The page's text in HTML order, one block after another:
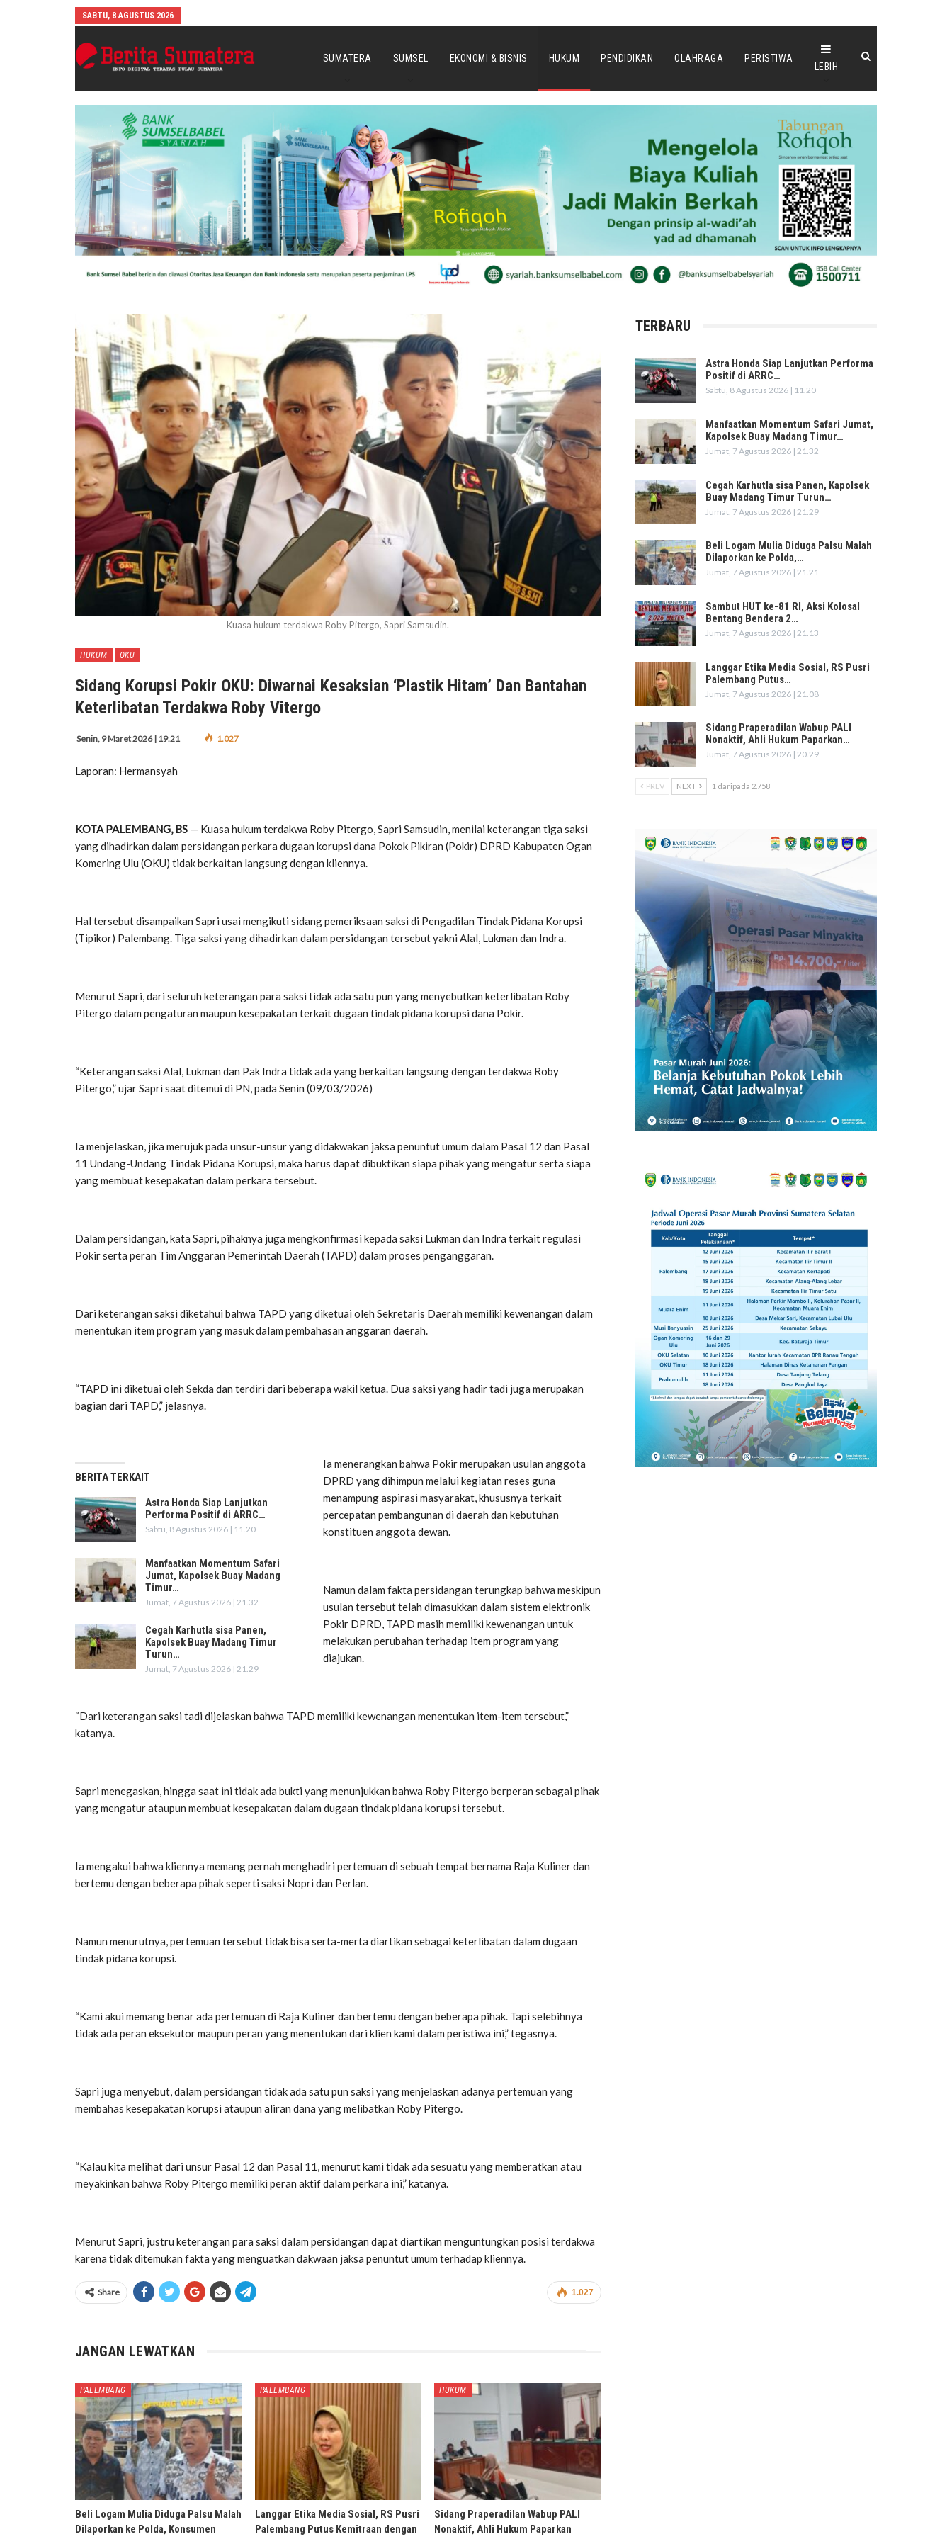
SABTU, 8 AGUSTUS 2026
SUMATERA SUMSEL EKONOMI & BISNIS HUKUM PENDIDIKAN OLAHRAGA PERISTIWA
LEBIH
Kuasa hukum terdakwa Roby Pitergo, Sapri Samsudin.
HUKUM OKU
Sidang Korupsi Pokir OKU: Diwarnai Kesaksian ‘Plastik Hitam’ Dan Bantahan
Keterlibatan Terdakwa Roby Vitergo
Senin, 9 Maret 2026 | 19.21 1.027
Laporan: Hermansyah
KOTA PALEMBANG, BS — Kuasa hukum terdakwa Roby Pitergo, Sapri Samsudin, menilai keterangan tiga saksi
yang dihadirkan dalam persidangan perkara dugaan korupsi dana Pokok Pikiran (Pokir) DPRD Kabupaten Ogan
Komering Ulu (OKU) tidak berkaitan langsung dengan kliennya.
Hal tersebut disampaikan Sapri usai mengikuti sidang pemeriksaan saksi di Pengadilan Tindak Pidana Korupsi
(Tipikor) Palembang. Tiga saksi yang dihadirkan dalam persidangan tersebut yakni Alal, Lukman dan Indra.
Menurut Sapri, dari seluruh keterangan para saksi tidak ada satu pun yang menyebutkan keterlibatan Roby
Pitergo dalam pengaturan maupun kesepakatan terkait dugaan tindak pidana korupsi dana Pokir.
“Keterangan saksi Alal, Lukman dan Pak Indra tidak ada yang berkaitan langsung dengan terdakwa Roby
Pitergo,” ujar Sapri saat ditemui di PN, pada Senin (09/03/2026)
Ia menjelaskan, jika merujuk pada unsur-unsur yang didakwakan jaksa penuntut umum dalam Pasal 12 dan Pasal
11 Undang-Undang Tindak Pidana Korupsi, maka harus dapat dibuktikan siapa pihak yang mengatur serta siapa
yang membuat kesepakatan dalam perkara tersebut.
Dalam persidangan, kata Sapri, pihaknya juga mengkonfirmasi kepada saksi Lukman dan Indra terkait regulasi
Pokir serta peran Tim Anggaran Pemerintah Daerah (TAPD) dalam proses penganggaran.
Dari keterangan saksi diketahui bahwa TAPD yang diketuai oleh Sekretaris Daerah memiliki kewenangan dalam
menentukan item program yang masuk dalam pembahasan anggaran daerah.
“TAPD ini diketuai oleh Sekda dan terdiri dari beberapa wakil ketua. Dua saksi yang hadir tadi juga merupakan
bagian dari TAPD,” jelasnya.
BERITA TERKAIT
Astra Honda Siap Lanjutkan
Performa Positif di ARRC…
Sabtu, 8 Agustus 2026 | 11.20
Manfaatkan Momentum Safari
Jumat, Kapolsek Buay Madang
Timur…
Jumat, 7 Agustus 2026 | 21.32
Cegah Karhutla sisa Panen,
Kapolsek Buay Madang Timur
Turun…
Jumat, 7 Agustus 2026 | 21.29
Ia menerangkan bahwa Pokir merupakan usulan anggota
DPRD yang dihimpun melalui kegiatan reses guna
menampung aspirasi masyarakat, khususnya terkait
percepatan pembangunan di daerah dan kebutuhan
konstituen anggota dewan.
Namun dalam fakta persidangan terungkap bahwa meskipun
usulan tersebut telah dimasukkan dalam sistem elektronik
Pokir DPRD, TAPD masih memiliki kewenangan untuk
melakukan perubahan terhadap item program yang
diajukan.
“Dari keterangan saksi tadi dijelaskan bahwa TAPD memiliki kewenangan menentukan item-item tersebut,”
katanya.
Sapri menegaskan, hingga saat ini tidak ada bukti yang menunjukkan bahwa Roby Pitergo berperan sebagai pihak
yang mengatur ataupun membuat kesepakatan dalam dugaan tindak pidana korupsi tersebut.
Ia mengakui bahwa kliennya memang pernah menghadiri pertemuan di sebuah tempat bernama Raja Kuliner dan
bertemu dengan beberapa pihak seperti saksi Nopri dan Perlan.
Namun menurutnya, pertemuan tersebut tidak bisa serta-merta diartikan sebagai keterlibatan dalam dugaan
tindak pidana korupsi.
“Kami akui memang benar ada pertemuan di Raja Kuliner dan bertemu dengan beberapa pihak. Tapi selebihnya
tidak ada peran eksekutor maupun peran yang menentukan dari klien kami dalam peristiwa ini,” tegasnya.
Sapri juga menyebut, dalam persidangan tidak ada satu pun saksi yang menjelaskan adanya pertemuan yang
membahas kesepakatan korupsi ataupun aliran dana yang melibatkan Roby Pitergo.
“Kalau kita melihat dari unsur Pasal 12 dan Pasal 11, menurut kami tidak ada sesuatu yang memberatkan atau
meyakinkan bahwa Roby Pitergo memiliki peran aktif dalam perkara ini,” katanya.
Menurut Sapri, justru keterangan para saksi dalam persidangan dapat diartikan menguntungkan posisi terdakwa
karena tidak ditemukan fakta yang menguatkan dakwaan jaksa penuntut umum terhadap kliennya.
1.027
Share
JANGAN LEWATKAN
PALEMBANG
Beli Logam Mulia Diduga Palsu Malah
Dilaporkan ke Polda, Konsumen
PALEMBANG
Langgar Etika Media Sosial, RS Pusri
Palembang Putus Kemitraan dengan
HUKUM
Sidang Praperadilan Wabup PALI
Nonaktif, Ahli Hukum Paparkan
TERBARU
Astra Honda Siap Lanjutkan Performa
Positif di ARRC…
Sabtu, 8 Agustus 2026 | 11.20
Manfaatkan Momentum Safari Jumat,
Kapolsek Buay Madang Timur…
Jumat, 7 Agustus 2026 | 21.32
Cegah Karhutla sisa Panen, Kapolsek
Buay Madang Timur Turun…
Jumat, 7 Agustus 2026 | 21.29
Beli Logam Mulia Diduga Palsu Malah
Dilaporkan ke Polda,…
Jumat, 7 Agustus 2026 | 21.21
Sambut HUT ke-81 RI, Aksi Kolosal
Bentang Bendera 2…
Jumat, 7 Agustus 2026 | 21.13
Langgar Etika Media Sosial, RS Pusri
Palembang Putus…
Jumat, 7 Agustus 2026 | 21.08
Sidang Praperadilan Wabup PALI
Nonaktif, Ahli Hukum Paparkan…
Jumat, 7 Agustus 2026 | 20.29
PREV NEXT 1 daripada 2.758